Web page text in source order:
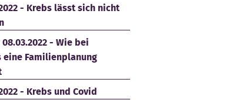
- Krebs lässt sich nicht
- Wie bei
eine Familienplanung
- Krebs und Covid